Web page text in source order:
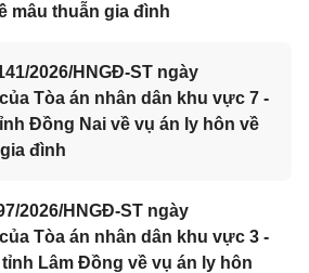
mâu thuẫn gia đình
2026/HNGĐ-ST ngày
Tòa án nhân dân khu vực 7 -
Đồng Nai về vụ án ly hôn về
đình
2026/HNGĐ-ST ngày
Tòa án nhân dân khu vực 3 -
Lâm Đồng về vụ án ly hôn